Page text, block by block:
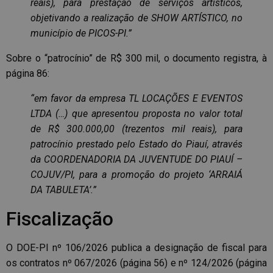
reais), para prestação de serviços artísticos,
objetivando a realização de SHOW ARTÍSTICO, no
município de PICOS-PI.”
Sobre o “patrocínio” de R$ 300 mil, o documento registra, à
página 86:
“em favor da empresa TL LOCAÇÕES E EVENTOS
LTDA (…) que apresentou proposta no valor total
de R$ 300.000,00 (trezentos mil reais), para
patrocínio prestado pelo Estado do Piauí, através
da COORDENADORIA DA JUVENTUDE DO PIAUÍ –
COJUV/PI, para a promoção do projeto ‘ARRAIÁ
DA TABULETA’.”
Fiscalização
O DOE-PI nº 106/2026 publica a designação de fiscal para
os contratos nº 067/2026 (página 56) e nº 124/2026 (página